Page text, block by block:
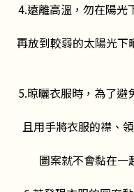
4.遠離高溫，勿在陽光
再放到較弱的太陽光下
5.晾曬衣服時，為了避
且用手將衣服的襟、
圖案就不會黏在一